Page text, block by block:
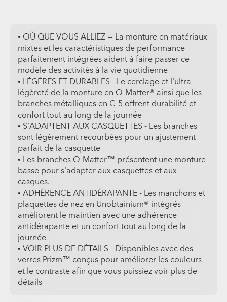
• OÙ QUE VOUS ALLIEZ = La monture en matériaux
mixtes et les caractéristiques de performance
parfaitement intégrées aident à faire passer ce
modèle des activités à la vie quotidienne
• LÉGÈRES ET DURABLES - Le cerclage et l’ultra-
légèreté de la monture en O-Matter® ainsi que les
branches métalliques en C-5 offrent durabilité et
confort tout au long de la journée
• S’ADAPTENT AUX CASQUETTES - Les branches
sont légèrement recourbées pour un ajustement
parfait de la casquette
• Les branches O-Matter™ présentent une monture
basse pour s’adapter aux casquettes et aux
casques.
• ADHÉRENCE ANTIDÉRAPANTE - Les manchons et
plaquettes de nez en Unobtainium® intégrés
améliorent le maintien avec une adhérence
antidérapante et un confort tout au long de la
journée
• VOIR PLUS DE DÉTAILS - Disponibles avec des
verres Prizm™ conçus pour améliorer les couleurs
et le contraste afin que vous puissiez voir plus de
détails